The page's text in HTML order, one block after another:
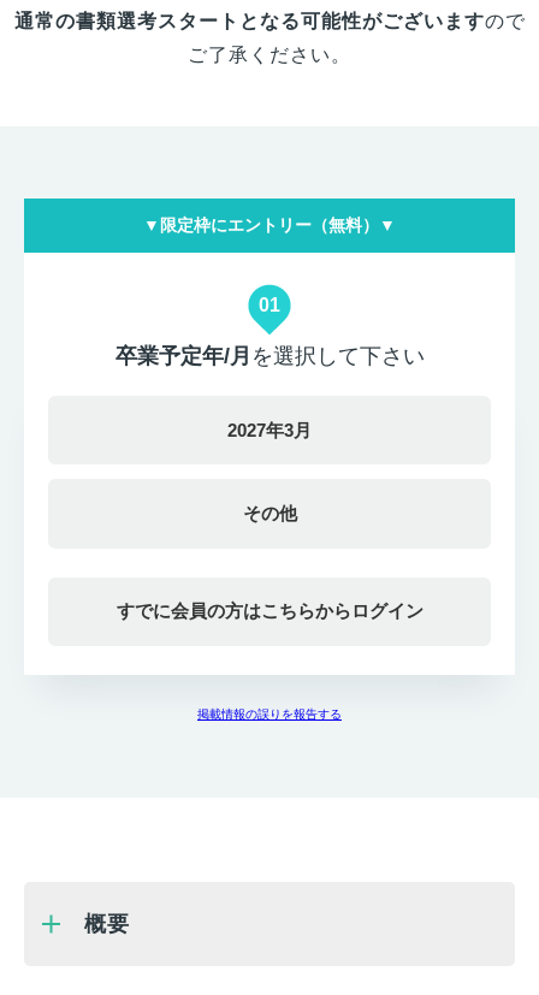
通常の書類選考スタートとなる可能性がございますので
ご了承ください。
▼限定枠にエントリー（無料）▼
01
卒業予定年/月 を選択して下さい
2027年3月
その他
すでに会員の方はこちらからログイン
掲載情報の誤りを報告する
概要